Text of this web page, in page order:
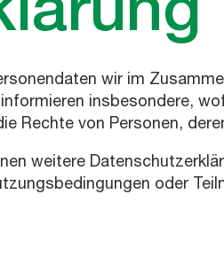
wir im
insbesondere,
Rechte von Personen,
weitere
oder